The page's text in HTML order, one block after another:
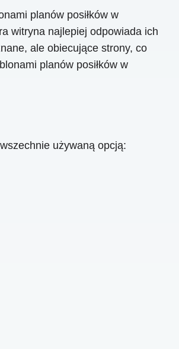
planów posiłków w
witryna najlepiej odpowiada ich
ale obiecujące strony, co
planów posiłków w
używaną opcją: